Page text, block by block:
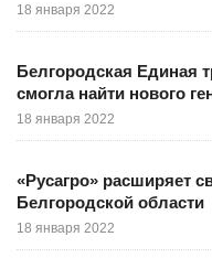
18 января 2022
Белгородская Единая
смогла найти нового
18 января 2022
«Русагро» расширяет
Белгородской области
18 января 2022